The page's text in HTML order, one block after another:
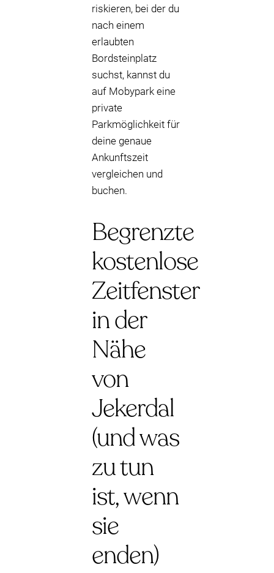
riskieren, bei der du
nach einem
erlaubten
Bordsteinplatz
suchst, kannst du
auf Mobypark eine
private
Parkmöglichkeit für
deine genaue
Ankunftszeit
vergleichen und
buchen.
Begrenzte
kostenlose
Zeitfenster
in der
Nähe
von
Jekerdal
(und was
zu tun
ist, wenn
sie
enden)